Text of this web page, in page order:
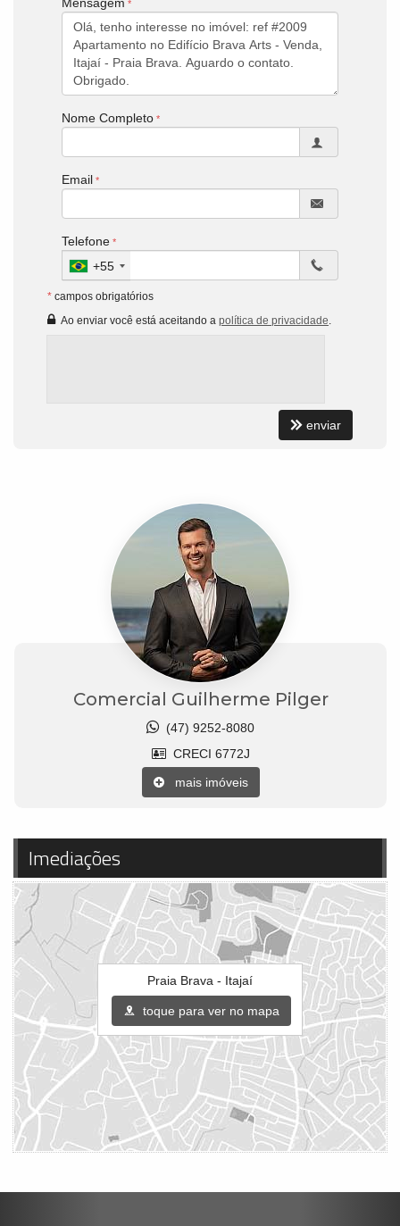
Nome Completo
Email
Telefone
+55
* campos obrigatórios
Ao enviar você está aceitando a política de privacidade
enviar
Comercial Guilherme Pilger
(47) 9252-8080
CRECI 6772J
mais imóveis
Imediações
Praia Brava - Itajaí
toque para ver no mapa